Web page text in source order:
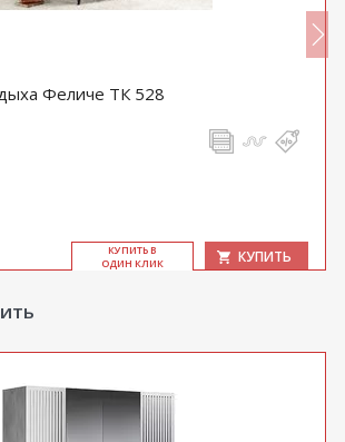
Феличе ТК 528
КУ­ПИТЬ В
ОДИН КЛИК
КУПИТЬ